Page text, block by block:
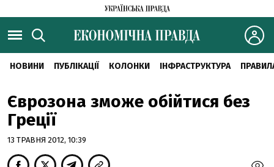
НОВИНИ ПУБЛІКАЦІЇ КОЛОНКИ ІНФРАСТРУКТУРА
Єврозона зможе обійтися без
Греції
13 ТРАВНЯ 2012, 10:39